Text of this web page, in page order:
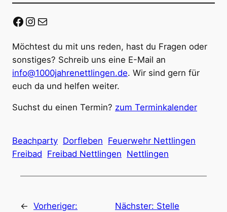
Facebook
Instagram
E-Mail
Möchtest du mit uns reden, hast du Fragen oder
sonstiges? Schreib uns eine E-Mail an
info@1000jahrenettlingen.de. Wir sind gern für
euch da und helfen weiter.
Suchst du einen Termin? zum Terminkalender
Beachparty Dorfleben Feuerwehr Nettlingen
Freibad Freibad Nettlingen Nettlingen
← Vorheriger:
Nächster: Stelle